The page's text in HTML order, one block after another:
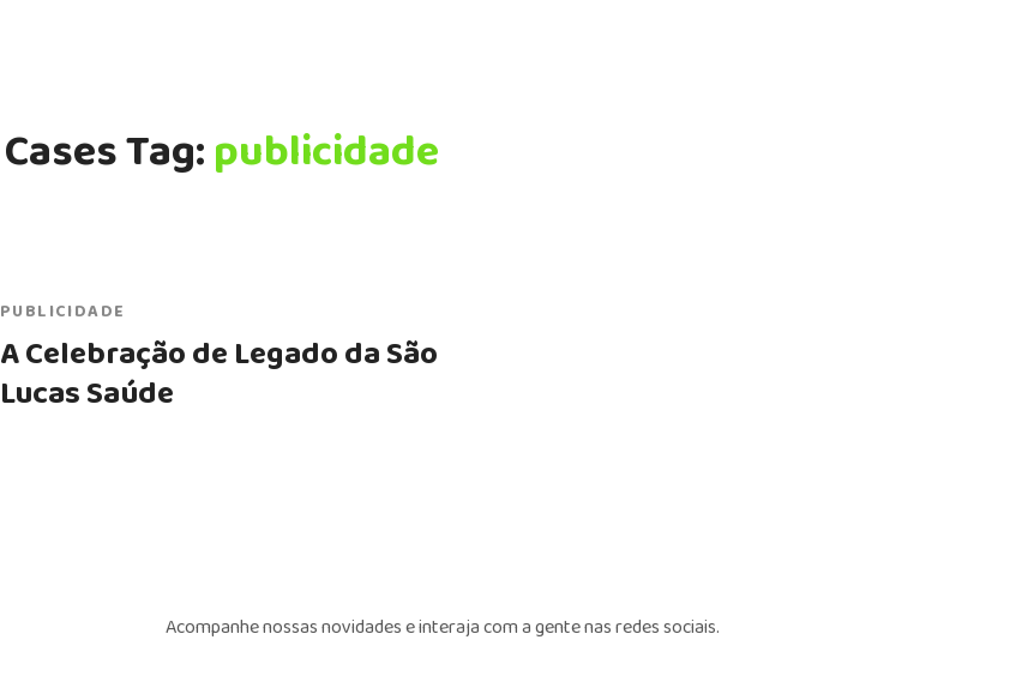
Cases Tag:publicidade
PUBLICIDADE
A Celebração de Legado da São
Lucas Saúde
Acompanhe nossas novidades e interaja com a gente nas redes sociais.